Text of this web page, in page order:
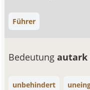
Führer
Bedeutungautark
unbehindert